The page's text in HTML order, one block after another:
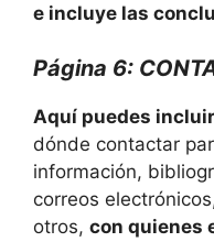
e incluye las
Página 6:
Aquí puedes
dónde contactar
información,
correos
otros, con quienes